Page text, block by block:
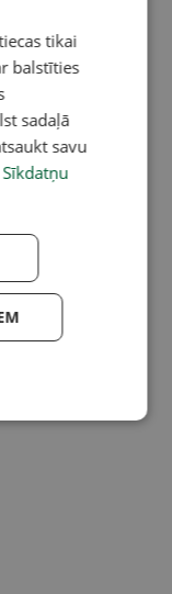
tikai
balstīties
sadaļā
savu
Sīkdatņu